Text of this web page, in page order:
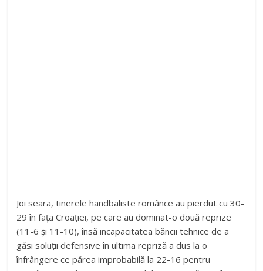
Joi seara, tinerele handbaliste românce au pierdut cu 30-
29 în fața Croației, pe care au dominat-o două reprize
(11-6 și 11-10), însă incapacitatea băncii tehnice de a
găsi soluții defensive în ultima repriză a dus la o
înfrângere ce părea improbabilă la 22-16 pentru